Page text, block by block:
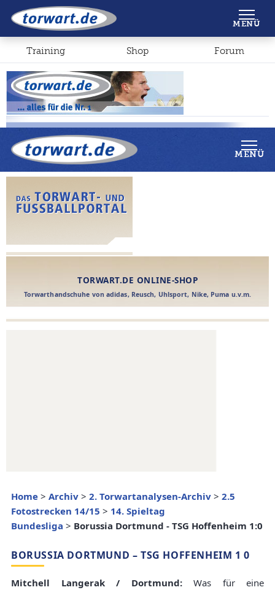
Shop Forum
MENÜ
Home > Archiv > 2. Torwartanalysen-Archiv > 2.5
Fotostrecken 14/15 > 14. Spieltag
Bundesliga > Borussia Dortmund - TSG Hoffenheim 1:0
BORUSSIA DORTMUND – TSG HOFFENHEIM 1 0
Mitchell Langerak / Dortmund: Was für eine